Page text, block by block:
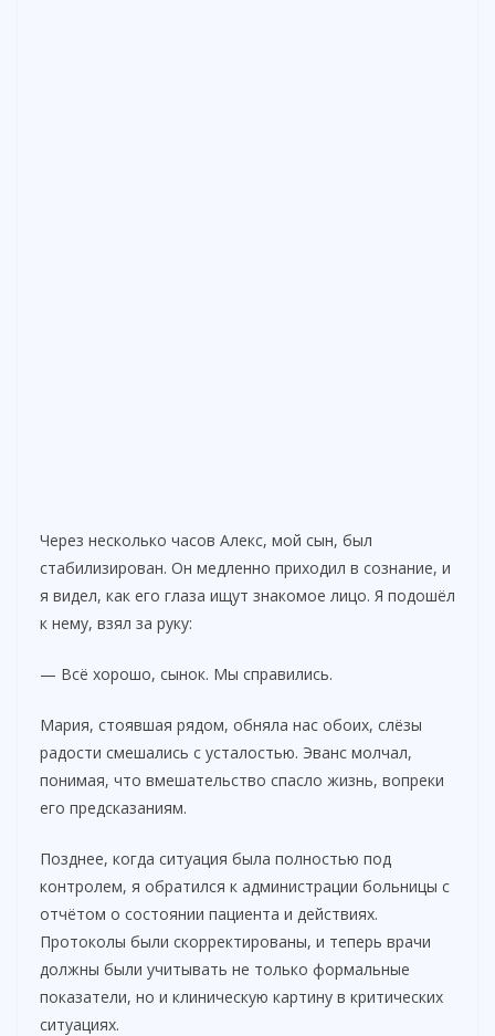
Через несколько часов Алекс, мой сын, был
стабилизирован. Он медленно приходил в сознание, и
я видел, как его глаза ищут знакомое лицо. Я подошёл
к нему, взял за руку:
— Всё хорошо, сынок. Мы справились.
Мария, стоявшая рядом, обняла нас обоих, слёзы
радости смешались с усталостью. Эванс молчал,
понимая, что вмешательство спасло жизнь, вопреки
его предсказаниям.
Позднее, когда ситуация была полностью под
контролем, я обратился к администрации больницы с
отчётом о состоянии пациента и действиях.
Протоколы были скорректированы, и теперь врачи
должны были учитывать не только формальные
показатели, но и клиническую картину в критических
ситуациях.